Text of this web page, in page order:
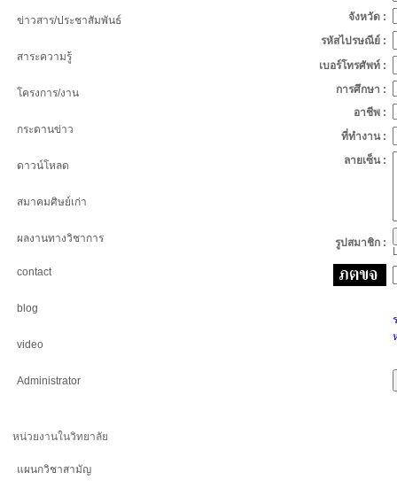
ข่าวสาร/ประชาสัมพันธ์
สาระความรู้
โครงการ/งาน
กระดานข่าว
ดาวน์โหลด
สมาคมศิษย์เก่า
ผลงานทางวิชาการ
contact
blog
video
Administrator
หน่วยงานในวิทยาลัย
แผนกวิชาสามัญ
จังหวัด :
รหัสไปรษณีย์ :
เบอร์โทรศัพท์ :
การศึกษา :
อาชีพ :
ที่ทำงาน :
ลายเซ็น :
รูปสมาชิก :